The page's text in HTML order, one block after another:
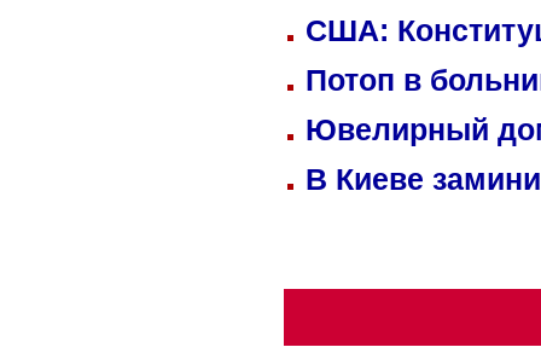
США:
Потоп в
Ювелирный
В Киеве